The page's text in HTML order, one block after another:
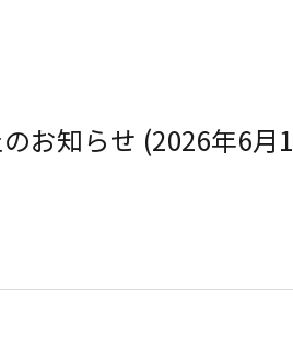
お知らせ (2026年6月1